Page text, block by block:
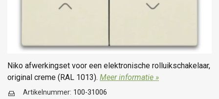
Niko afwerkingset voor een elektronische rolluikschakelaar,
original creme (RAL 1013). Meer informatie »
Artikelnummer: 100-31006